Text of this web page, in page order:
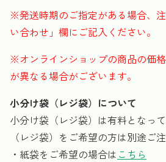
※発送時期のご指定がある場合、
い合わせ」欄にご記入ください。
※オンラインショップの商品の価
が異なる場合がございます。
小分け袋（レジ袋）について
小分け袋（レジ袋）は有料となっ
（レジ袋）をご希望の方は別途ご
・紙袋をご希望の場合は こちら